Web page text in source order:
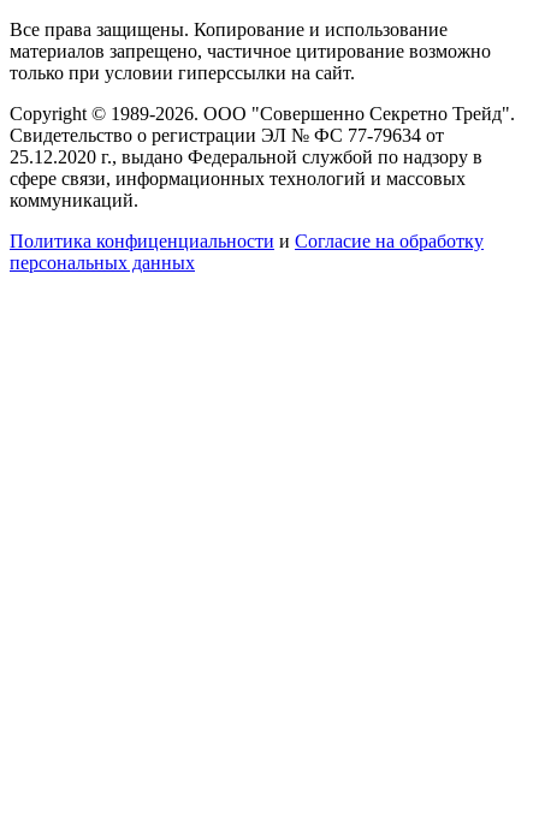
Все права защищены. Копирование и использование
материалов запрещено, частичное цитирование возможно
только при условии гиперссылки на сайт.
Copyright © 1989-2026. ООО "Совершенно Секретно Трейд".
Свидетельство о регистрации ЭЛ № ФС 77-79634 от
25.12.2020 г., выдано Федеральной службой по надзору в
сфере связи, информационных технологий и массовых
коммуникаций.
Политика конфиценциальности и Согласие на обработку
персональных данных